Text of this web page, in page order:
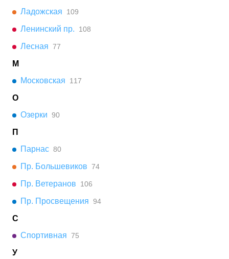
Ладожская
109
Ленинский пр. 108
Лесная 77
М
Московская
117
О
Озерки 90
П
Парнас 80
Пр. Большевиков 74
Пр. Ветеранов 106
Пр. Просвещения 94
С
Спортивная 75
У